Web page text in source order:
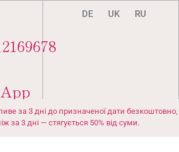
DE UK RU
за 3 дні до призначеної дати безкоштовно,
за 3 дні — стягується 50% від суми.